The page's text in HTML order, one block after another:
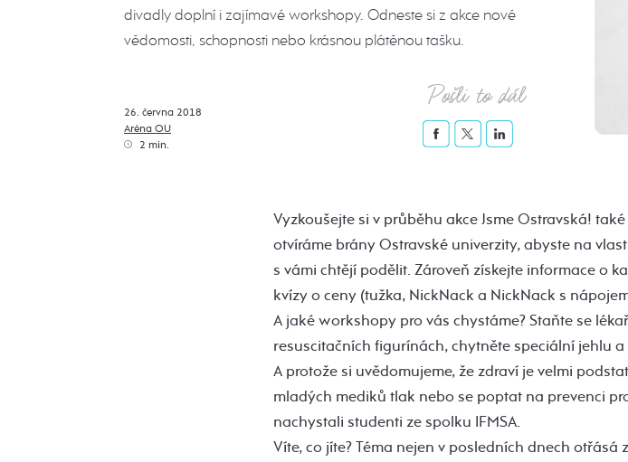
divadly doplní i zajímavé workshopy. Odneste si z akce nové
vědomosti, schopnosti nebo krásnou plátěnou tašku.
26. června 2018
Aréna OU
2 min.
Pošli to dál
Vyzkoušejte si v průběhu akce Jsme Ostravská!
otvíráme brány Ostravské univerzity, abyste na
s vámi chtějí podělit. Zároveň získejte informace o
kvízy o ceny (tužka, NickNack a NickNack s
A jaké workshopy pro vás chystáme? Staňte se
resuscitačních figurínách, chytněte speciální jehlu
A protože si uvědomujeme, že zdraví je velmi
mladých mediků tlak nebo se poptat na prevenci
nachystali studenti ze spolku IFMSA.
Víte, co jíte? Téma nejen v posledních dnech